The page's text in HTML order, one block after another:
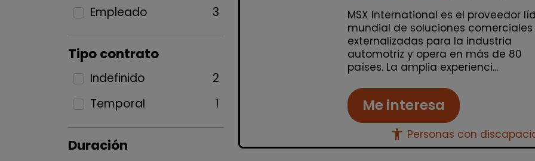
Empleado 3
Tipo contrato
Indefinido
2
Temporal
1
Duración
MSX International es el proveedor
mundial de soluciones comerciales
externalizadas para la industria
automotriz y opera en más de 80
países. La amplia experienci...
Me interesa
accessibility_new Personas con